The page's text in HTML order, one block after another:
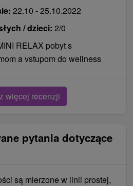
22.10 - 25.10.2022
/ dzieci: 2/0
RELAX pobyt s
a vstupom do wellness
więcej recenzji
pytania dotyczące
są mierzone w linii prostej,